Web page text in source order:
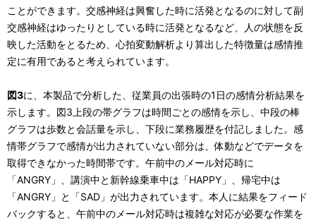
ことができます。交感神経は興奮した時に活発となるのに対して副
交感神経はゆったりとしている時に活発となるなど、人の状態を反
映した活動をとるため、心拍変動解析より算出した特徴量は感情推
定に有用であると考えられています。
図3に、本製品で分析した、従業員の出張時の1日の感情分析結果を
示します。図3上段の帯グラフは時間ごとの感情を示し、中段の棒
グラフは歩数と会話量を示し、下段に業務履歴を付記しました。感
情帯グラフで感情が出力されていない部分は、体動などでデータを
取得できなかった時間帯です。午前中のメール対応時に
「ANGRY」、講演中と新幹線乗車中は「HAPPY」、帰宅中は
「ANGRY」と「SAD」が出力されています。本人に結果をフィード
バックすると、午前中のメール対応時は複雑な対応が必要な作業を